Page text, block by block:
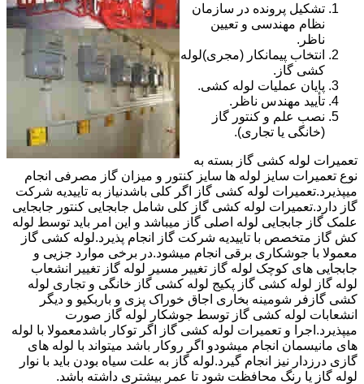
تشکیل پرونده در سازمان
نظام مهندسی و تعیین
ناظر.
انتخاب پیمانکار (مجری)لوله
کشی گاز.
پایان عملیات لوله کشی.
تأیید مهندس ناظر.
نصب علم و کنتور گاز
(خانگی یا تجاری).
تعمیرات لوله کشی گاز بسته به
نوع تعمیرات سایز لوله ها سایز کنتور و میزان گاز مصرفی انجام
میپذیرد.تعمیرات لوله کشی گاز اگر کلی باشدنیاز به تاییدیه شرکت
گاز دارد.تعمیرات لوله کشی گاز کلی شامل جابجایی کنتور جابجایی
علمک گاز جابجایی لوله اصلی گاز میباشد و این امر باید توسط لوله
کش گاز متخصص با تاییدیه شرکت گاز انجام پذیرد.لوله کشی گاز
معمولا با جوشکاری برقی انجام میشود.در برخی موارد جزیی و
جابجایی های کوچک لوله گاز تغییر مسیر لوله گاز تغییر انشعاب
لوله گاز لوله کشی گاز پکیج لوله کشی گاز خانگی و تجاری لوله
کشی گازفر شومینه بخاری اجاق خوراک پزی و باربکیو و دیگر
انشعابات لوله کشی گاز توسط جوشکار لوله گاز صورت
میپذیرد.اجرا و تعمیرات لوله کشی گاز اگر توکار باشدمعمولا با لوله
های مانیسمان انجام میشودو اگر روکار باشد میتواند با لوله های
گازی درزدار نیز انجام گیرد.لوله گاز به علت سیاه بودن باید با نوار
لوله گاز یا رنگ محافظت شود تا عمر بیشتری داشته باشد.